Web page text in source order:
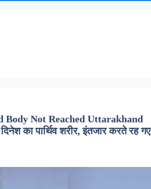
Not Reached Uttarakhand
का पार्थिव शरीर, इंतजार करते रह गए